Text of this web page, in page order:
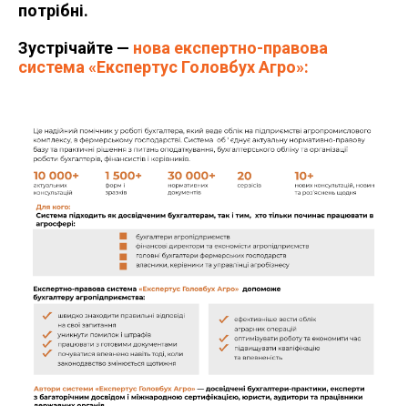
потрібні.
Зустрічайте — нова експертно-правова
система «Експертус Головбух Агро»: